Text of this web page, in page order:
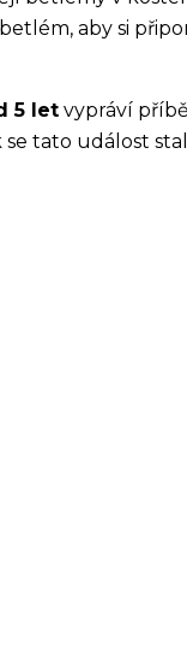
aby si
5 let vypráví
tato událost